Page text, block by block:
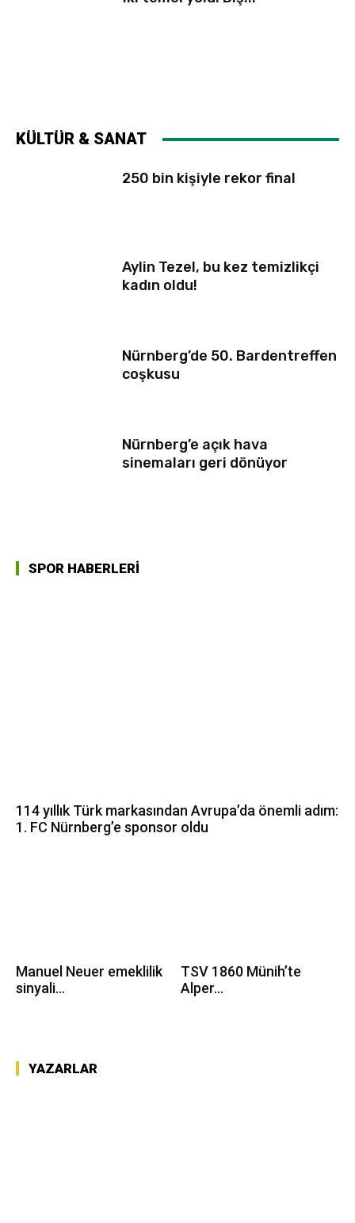
KÜLTÜR & SANAT
250 bin kişiyle rekor final
Aylin Tezel, bu kez temizlikçi
kadın oldu!
Nürnberg’de 50. Bardentreffen
coşkusu
Nürnberg’e açık hava
sinemaları geri dönüyor
SPOR HABERLERİ
114 yıllık Türk markasından Avrupa’da önemli adım:
1. FC Nürnberg’e sponsor oldu
Manuel Neuer emeklilik
sinyali...
TSV 1860 Münih’te
Alper...
YAZARLAR